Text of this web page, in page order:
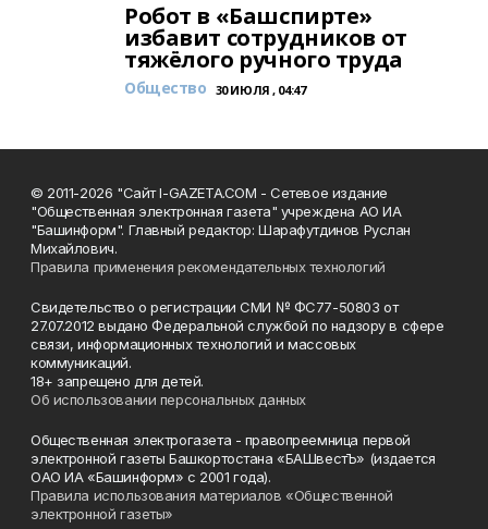
Робот в «Башспирте»
избавит сотрудников от
тяжёлого ручного труда
Общество 30 ИЮЛЯ , 04:47
© 2011-2026 "Сайт I-GAZETA.COM - Сетевое издание
"Общественная электронная газета" учреждена АО ИА
"Башинформ". Главный редактор: Шарафутдинов Руслан
Михайлович.
Правила применения рекомендательных технологий
Свидетельство о регистрации СМИ № ФС77-50803 от
27.07.2012 выдано Федеральной службой по надзору в сфере
связи, информационных технологий и массовых
коммуникаций.
18+ запрещено для детей.
Об использовании персональных данных
Общественная электрогазета - правопреемница первой
электронной газеты Башкортостана «БАШвестЪ» (издается
ОАО ИА «Башинформ» с 2001 года).
Правила использования материалов «Общественной
электронной газеты»